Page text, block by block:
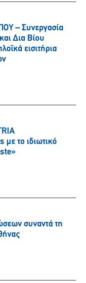
– Συνεργασία
Δια Βίου
εισιτήρια
το ιδιωτικό
συναντά τη